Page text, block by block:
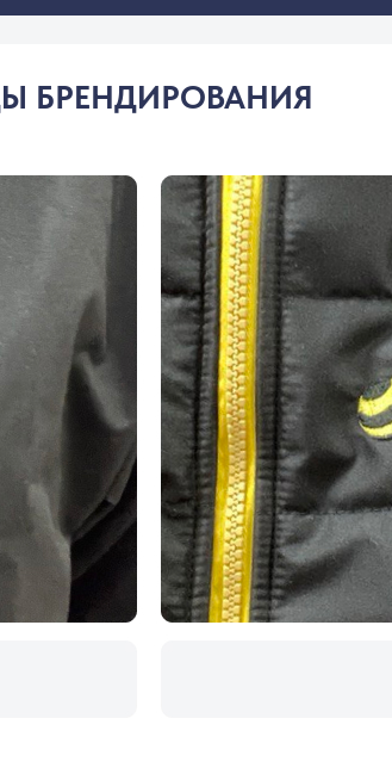
БРЕНДИРОВАНИЯ